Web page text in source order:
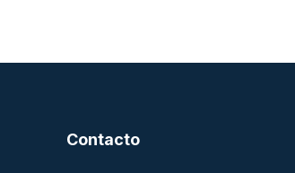
Contacto